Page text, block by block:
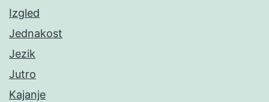
Izgled
Jednakost
Jezik
Jutro
Kajanje